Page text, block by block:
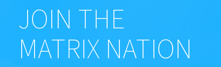
JOIN THE
MATRIX NATION